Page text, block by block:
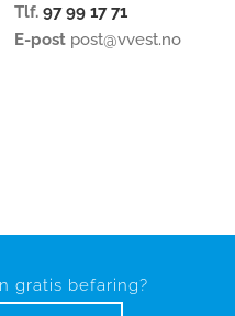
Tlf. 97 99 17 71
E-postpost@vvest.no
gratis befaring?